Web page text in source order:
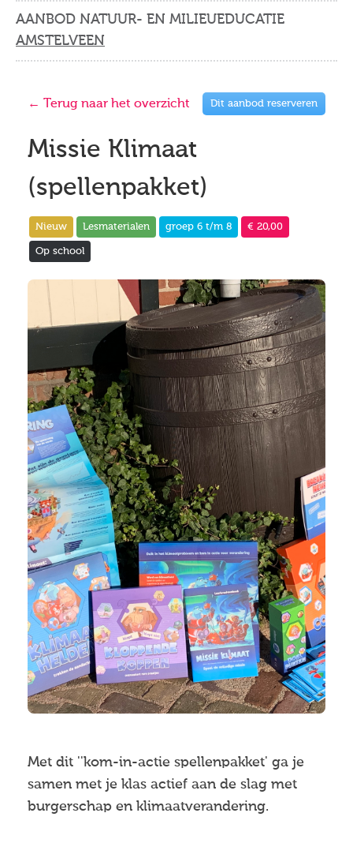
AANBOD NATUUR- EN MILIEUEDUCATIE
AMSTELVEEN
← Terug naar het overzicht Dit aanbod reserveren
Missie Klimaat
(spellenpakket)
Nieuw Lesmaterialen groep 6 t/m 8 € 20,00
Op school
Met dit ''kom-in-actie spellenpakket' ga je
samen met je klas actief aan de slag met
burgerschap en klimaatverandering.